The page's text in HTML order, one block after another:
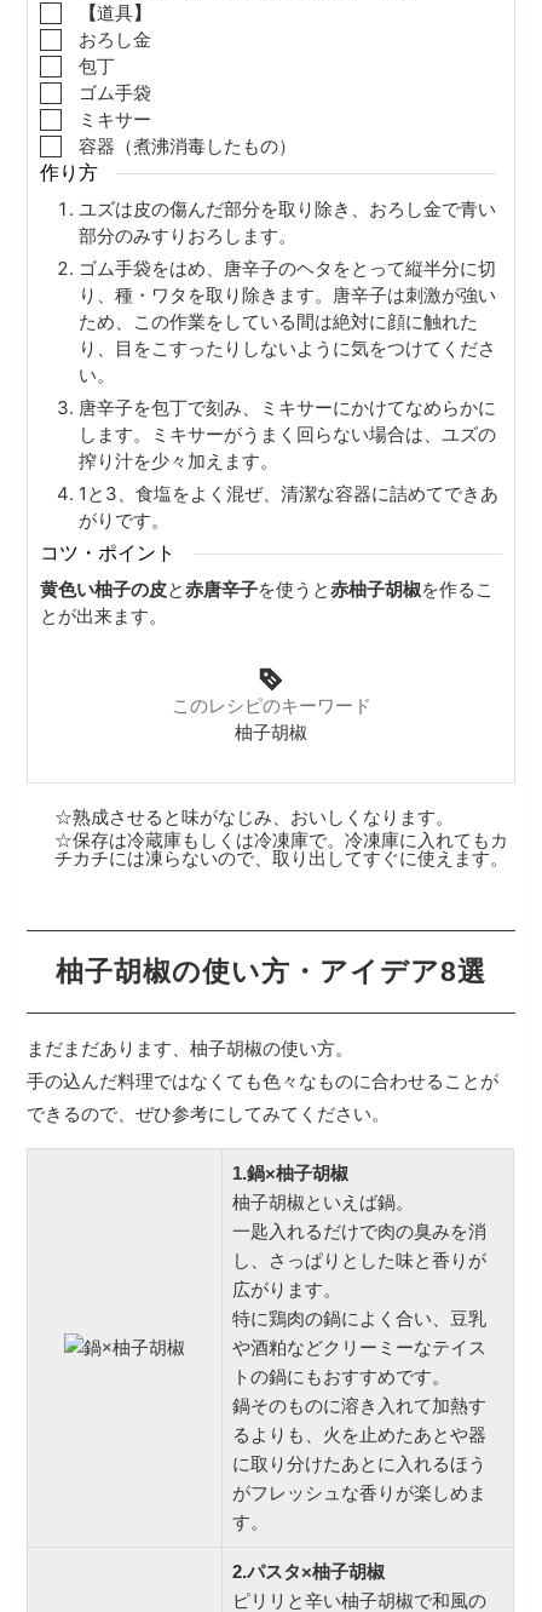
【道具】
▢
おろし金
▢
包丁
▢
ゴム手袋
▢
ミキサー
▢
容器（煮沸消毒したもの）
作り方
ユズは皮の傷んだ部分を取り除き、おろし金で青い
部分のみすりおろします。
ゴム手袋をはめ、唐辛子のヘタをとって縦半分に切
り、種・ワタを取り除きます。唐辛子は刺激が強い
ため、この作業をしている間は絶対に顔に触れた
り、目をこすったりしないように気をつけてくださ
い。
唐辛子を包丁で刻み、ミキサーにかけてなめらかに
します。ミキサーがうまく回らない場合は、ユズの
搾り汁を少々加えます。
1と3、食塩をよく混ぜ、清潔な容器に詰めてできあ
がりです。
コツ・ポイント
黄色い柚子の皮と赤唐辛子を使うと赤柚子胡椒を作るこ
とが出来ます。
このレシピのキーワード
柚子胡椒
☆熟成させると味がなじみ、おいしくなります。
☆保存は冷蔵庫もしくは冷凍庫で。冷凍庫に入れてもカ
チカチには凍らないので、取り出してすぐに使えます。
柚子胡椒の使い方・アイデア8選
まだまだあります、柚子胡椒の使い方。
手の込んだ料理ではなくても色々なものに合わせることが
できるので、ぜひ参考にしてみてください。
1.鍋×柚子胡椒
柚子胡椒といえば鍋。
一匙入れるだけで肉の臭みを消
し、さっぱりとした味と香りが
広がります。
特に鶏肉の鍋によく合い、豆乳
や酒粕などクリーミーなテイス
トの鍋にもおすすめです。
鍋そのものに溶き入れて加熱す
るよりも、火を止めたあとや器
に取り分けたあとに入れるほう
がフレッシュな香りが楽しめま
す。
2.パスタ×柚子胡椒
ピリリと辛い柚子胡椒で和風の